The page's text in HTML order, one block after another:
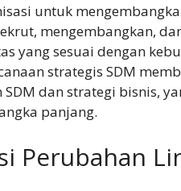
untuk
mengembangkan,
yang sesuai dengan
strategis SDM
dan strategi bisnis,
panjang.
Perubahan